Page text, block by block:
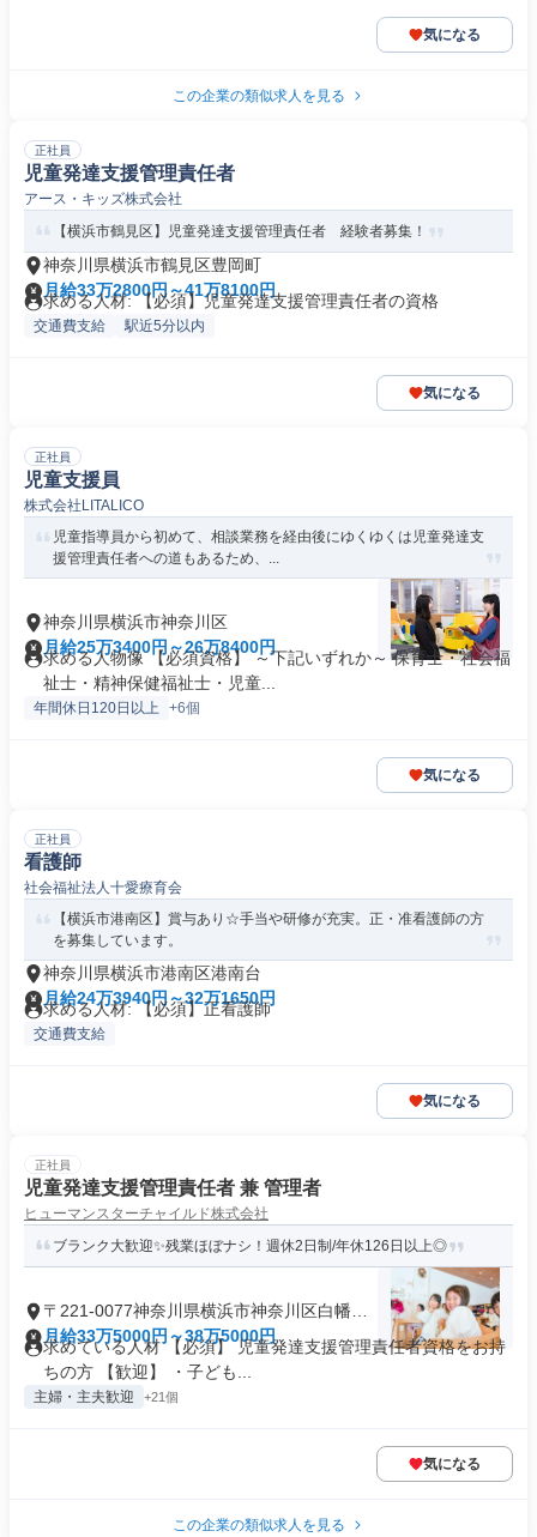
気になる
この企業の類似求人を見る
正社員
児童発達支援管理責任者
アース・キッズ株式会社
【横浜市鶴見区】児童発達支援管理責任者 経験者募集！
神奈川県横浜市鶴見区豊岡町
月給33万2800円～41万8100円
求める人材: 【必須】児童発達支援管理責任者の資格
交通費支給 駅近5分以内
気になる
正社員
児童支援員
株式会社LITALICO
児童指導員から初めて、相談業務を経由後にゆくゆくは児童発達支
援管理責任者への道もあるため、...
神奈川県横浜市神奈川区
月給25万3400円～26万8400円
求める人物像 【必須資格】 ～下記いずれか～ 保育士・社会福
祉士・精神保健福祉士・児童...
年間休日120日以上 +6個
気になる
正社員
看護師
社会福祉法人十愛療育会
【横浜市港南区】賞与あり☆手当や研修が充実。正・准看護師の方
を募集しています。
神奈川県横浜市港南区港南台
月給24万3940円～32万1650円
求める人材: 【必須】正看護師
交通費支給
気になる
正社員
児童発達支援管理責任者 兼 管理者
ヒューマンスターチャイルド株式会社
ブランク大歓迎✨残業ほぼナシ！週休2日制/年休126日以上◎
〒221-0077神奈川県横浜市神奈川区白幡向
町
月給33万5000円～38万5000円
求めている人材 【必須】 児童発達支援管理責任者資格をお持
ちの方 【歓迎】 ・子ども...
主婦・主夫歓迎 +21個
気になる
この企業の類似求人を見る